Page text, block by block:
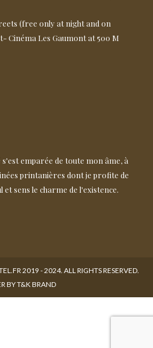
(free only at night and on
Cinéma Les Gaumont at 500 M
emparée de toute mon âme, à
printanières dont je profite de
sens le charme de l'existence.
2019 - 2024. ALL RIGHTS RESERVED.
BY T&K BRAND